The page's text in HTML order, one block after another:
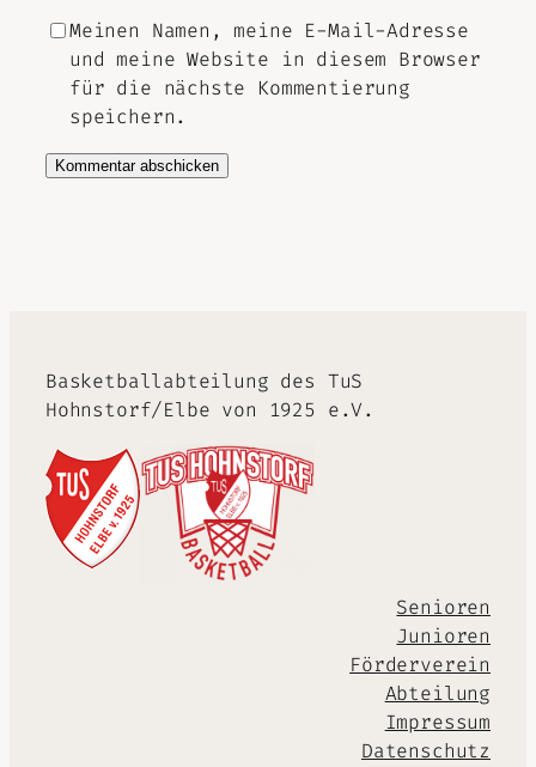
Meinen Namen, meine E-Mail-Adresse
und meine Website in diesem Browser
für die nächste Kommentierung
speichern.
Basketballabteilung des TuS
Hohnstorf/Elbe von 1925 e.V.
Senioren
Junioren
Förderverein
Abteilung
Impressum
Datenschutz